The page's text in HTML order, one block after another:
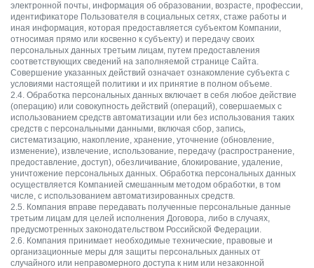
электронной почты, информация об образовании, возрасте, профессии,
идентификаторе Пользователя в социальных сетях, стаже работы и
иная информация, которая предоставляется субъектом Компании,
относимая прямо или косвенно к субъекту) и передачу своих
персональных данных третьим лицам, путем предоставления
соответствующих сведений на заполняемой странице Сайта.
Совершение указанных действий означает ознакомление субъекта с
условиями настоящей политики и их принятие в полном объеме.
2.4. Обработка персональных данных включает в себя любое действие
(операцию) или совокупность действий (операций), совершаемых с
использованием средств автоматизации или без использования таких
средств с персональными данными, включая сбор, запись,
систематизацию, накопление, хранение, уточнение (обновление,
изменение), извлечение, использование, передачу (распространение,
предоставление, доступ), обезличивание, блокирование, удаление,
уничтожение персональных данных. Обработка персональных данных
осуществляется Компанией смешанным методом обработки, в том
числе, с использованием автоматизированных средств.
2.5. Компания вправе передавать полученные персональные данные
третьим лицам для целей исполнения Договора, либо в случаях,
предусмотренных законодательством Российской Федерации.
2.6. Компания принимает необходимые технические, правовые и
организационные меры для защиты персональных данных от
случайного или неправомерного доступа к ним или незаконной